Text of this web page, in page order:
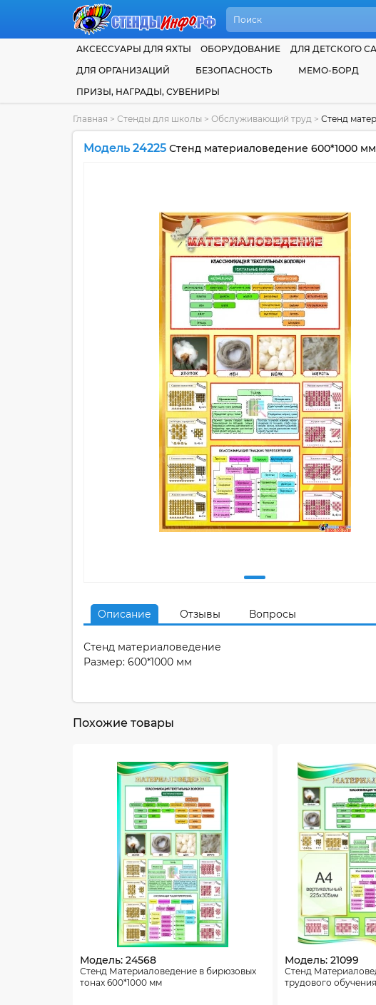
АКСЕССУАРЫ ДЛЯ ЯХТЫ ОБОРУДОВАНИЕ ДЛЯ ДЕТСКОГО
ДЛЯ ОРГАНИЗАЦИЙ
БЕЗОПАСНОСТЬ МЕМО-БОРД
ПРИЗЫ, НАГРАДЫ, СУВЕНИРЫ
Главная > Стенды для школы > Обслуживающий труд > Стенд
Модель 24225 Стенд материаловедение 600*1000 мм
Описание Отзывы Вопросы
Стенд материаловедение
Размер: 600*1000 мм
Похожие товары
Модель: 24568
Стенд Материаловедение в бирюзовых
тонах 600*1000 мм
Модель: 21099
Стенд
трудового